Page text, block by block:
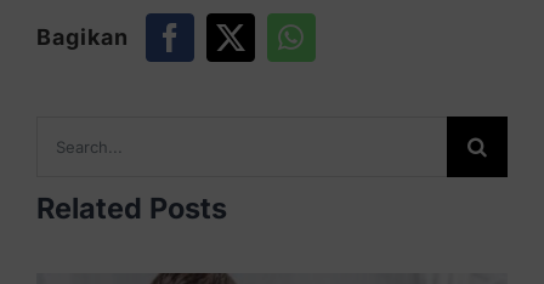
Bagikan
for:
Related Posts